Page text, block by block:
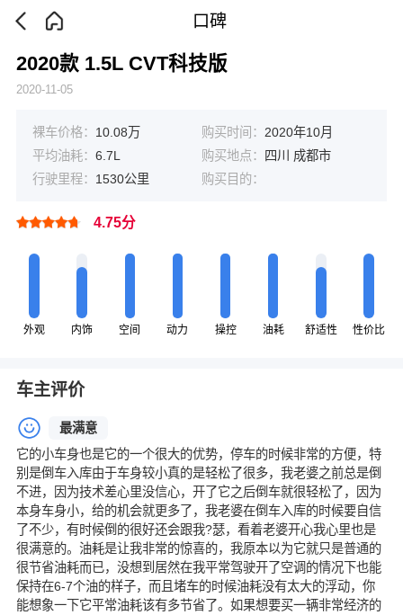
口碑
2020款 1.5L CVT科技版
2020-11-05
裸车价格： 10.08万 购买时间： 2020年10月
平均油耗： 6.7L 购买地点：
四川 成都市
行驶里程： 1530公里 购买目的：
4.75分
外观 内饰 空间 动力 操控 油耗 舒适性 性价比
车主评价
最满意
它的小车身也是它的一个很大的优势，停车的时候非常的方便，特
别是倒车入库由于车身较小真的是轻松了很多，我老婆之前总是倒
不进，因为技术差心里没信心，开了它之后倒车就很轻松了，因为
本身车身小，给的机会就更多了，我老婆在倒车入库的时候要自信
了不少，有时候倒的很好还会跟我?瑟，看着老婆开心我心里也是
很满意的。油耗是让我非常的惊喜的，我原本以为它就只是普通的
很节省油耗而已，没想到居然在我平常驾驶开了空调的情况下也能
保持在6-7个油的样子，而且堵车的时候油耗没有太大的浮动，你
能想象一下它平常油耗该有多节省了。如果想要买一辆非常经济的